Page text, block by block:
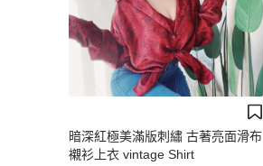
暗深紅極美滿版刺繡 古著亮面滑布
襯衫上衣 vintage Shirt